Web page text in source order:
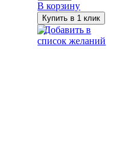
Пакеты
с
застежкой
zip-
lock
В корзину
Купить в 1 клик
Добавить в
список желаний